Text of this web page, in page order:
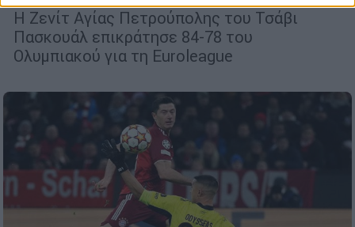
Η Ζενίτ Αγίας Πετρούπολης του Τσάβι
Πασκουάλ επικράτησε 84-78 του
Ολυμπιακού για τη Euroleague